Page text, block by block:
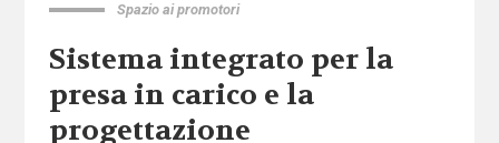
Spazio ai promotori
Sistema integrato per la
presa in carico e la
progettazione